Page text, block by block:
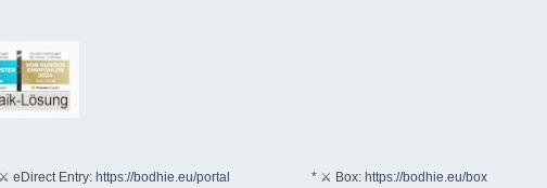
eDirect Entry: https://bodhie.eu/portal * ⚔ Box: https://bodhie.eu/box